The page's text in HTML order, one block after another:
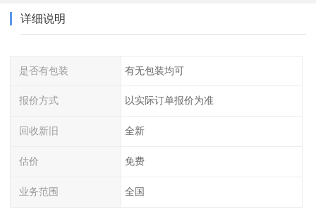
详细说明
是否有包装 有无包装均可
报价方式 以实际订单报价为准
回收新旧 全新
估价 免费
业务范围 全国